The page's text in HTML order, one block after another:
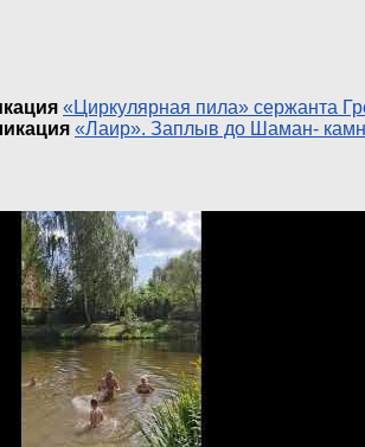
«Циркулярная пила» сержанта
«Лаир». Заплыв до Шаман-